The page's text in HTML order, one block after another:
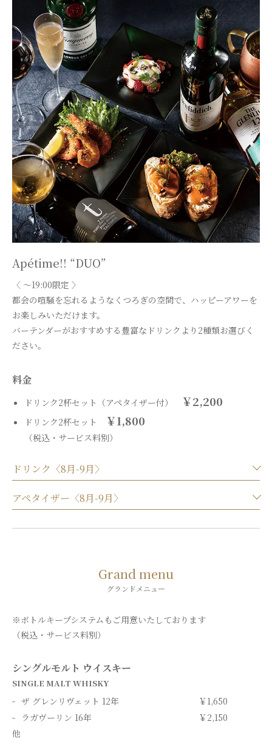
Apétime!! “DUO”
〈 ～19:00限定 〉
都会の喧騒を忘れるようなくつろぎの空間で、ハッピーアワーを
お楽しみいただけます。
バーテンダーがおすすめする豊富なドリンクより2種類お選びく
ださい。
料金
ドリンク2杯セット（アペタイザー付） ￥2,200
ドリンク2杯セット ￥1,800
（税込・サービス料別）
ドリンク〈8月-9月〉
アペタイザー〈8月-9月〉
Grand menu
グランドメニュー
※ボトルキープシステムもご用意いたしております
（税込・サービス料別）
シングルモルト ウイスキー
SINGLE MALT WHISKY
ザ グレンリヴェット 12年
￥1,650
ラガヴーリン 16年
￥2,150
他